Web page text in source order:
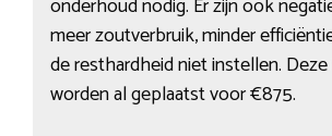
onderhoud nodig. Er zijn ook
meer zoutverbruik, minder
de resthardheid niet instellen.
worden al geplaatst voor €875.